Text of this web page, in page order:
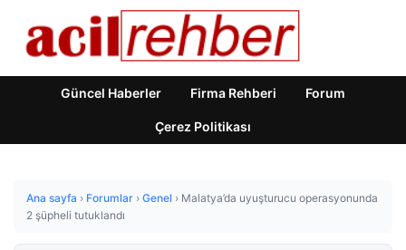
Güncel Haberler Firma Rehberi Forum
Çerez Politikası
Ana sayfa › Forumlar › Genel › Malatya’da uyuşturucu operasyonunda
2 şüpheli tutuklandı